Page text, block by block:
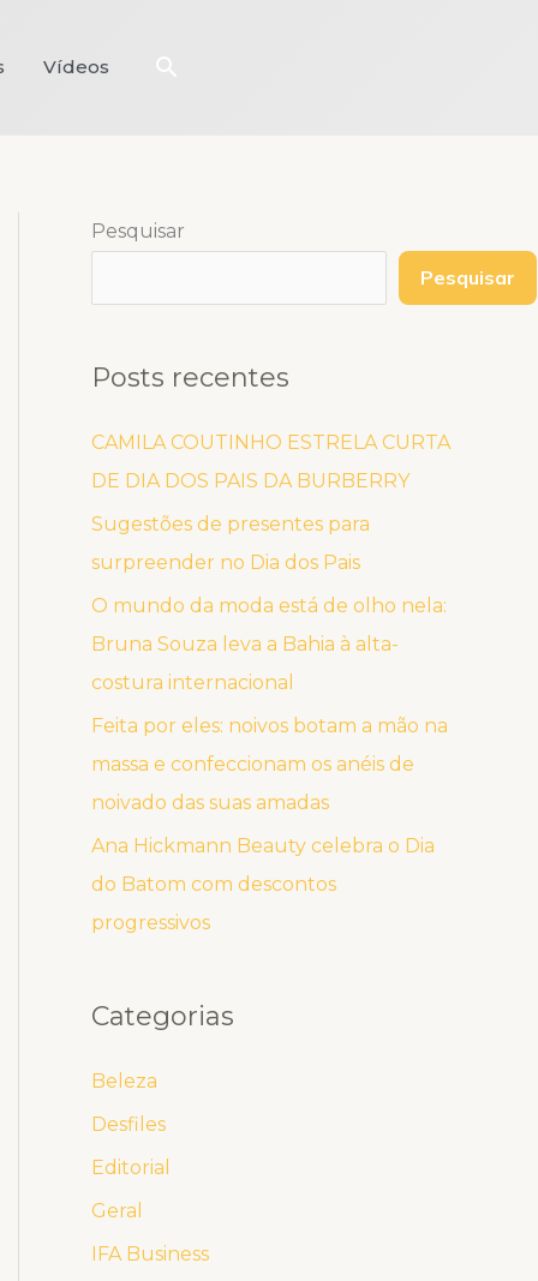
Vídeos Pesquisar
Pesquisar
Pesquisar
Posts recentes
CAMILA COUTINHO ESTRELA CURTA
DE DIA DOS PAIS DA BURBERRY
Sugestões de presentes para
surpreender no Dia dos Pais
O mundo da moda está de olho nela:
Bruna Souza leva a Bahia à alta-
costura internacional
Feita por eles: noivos botam a mão na
massa e confeccionam os anéis de
noivado das suas amadas
Ana Hickmann Beauty celebra o Dia
do Batom com descontos
progressivos
Categorias
Beleza
Desfiles
Editorial
Geral
IFA Business